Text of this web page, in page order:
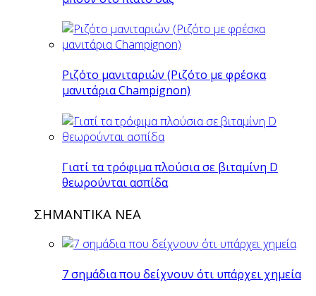
Ριζότο μανιταριών (Ριζότο με φρέσκα
μανιτάρια Champignon)
Γιατί τα τρόφιμα πλούσια σε βιταμίνη D
θεωρούνται ασπίδα
ΣΗΜΑΝΤΙΚΑ ΝΕΑ
7 σημάδια που δείχνουν ότι υπάρχει χημεία